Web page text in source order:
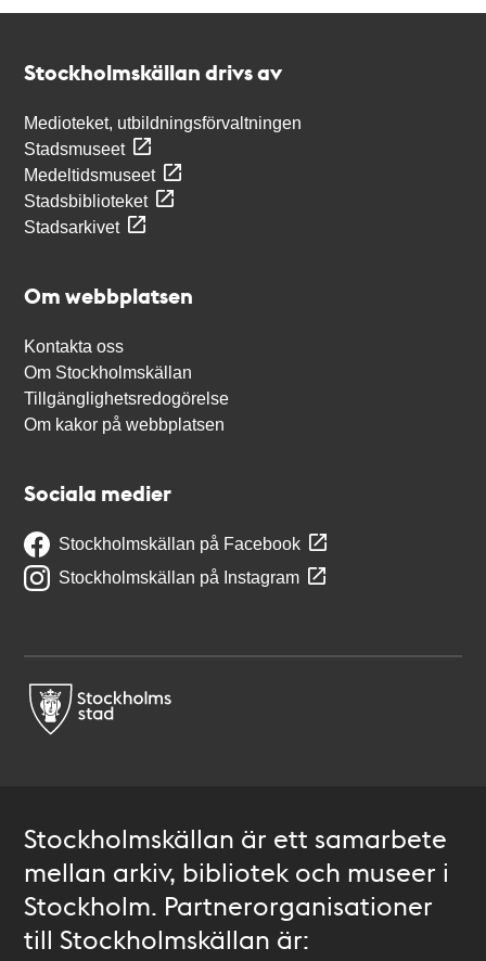
Stockholmskällan drivs av
Medioteket, utbildningsförvaltningen
Stadsmuseet
Medeltidsmuseet
Stadsbiblioteket
Stadsarkivet
Om webbplatsen
Kontakta oss
Om Stockholmskällan
Tillgänglighetsredogörelse
Om kakor på webbplatsen
Sociala medier
Stockholmskällan på Facebook
Stockholmskällan på Instagram
Stockholmskällan är ett samarbete
mellan arkiv, bibliotek och museer i
Stockholm. Partnerorganisationer
till Stockholmskällan är: